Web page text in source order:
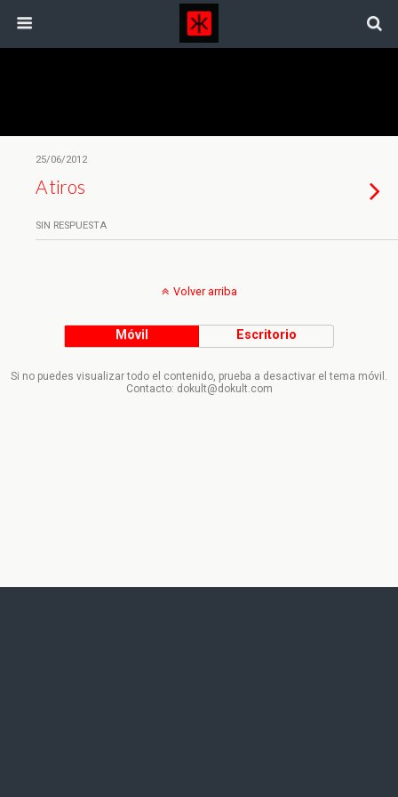
25/06/2012
A tiros
SIN RESPUESTA
Volver arriba
Móvil Escritorio
Si no puedes visualizar todo el contenido, prueba a desactivar el tema móvil.
Contacto: dokult@dokult.com